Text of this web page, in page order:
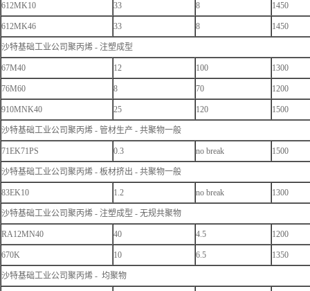
612MK10 33 8 1450
612MK46 33 8 1450
沙特基础工业公司聚丙烯 - 注塑成型
67M40 12 100 1300
76M60 8 70 1200
910MNK40 25 120 1500
沙特基础工业公司聚丙烯 - 管材生产 - 共聚物一般
71EK71PS 0.3 no break 1500
沙特基础工业公司聚丙烯 - 板材挤出 - 共聚物一般
83EK10 1.2 no break 1300
沙特基础工业公司聚丙烯 - 注塑成型 - 无规共聚物
RA12MN40 40 4.5 1200
670K 10 6.5 1350
沙特基础工业公司聚丙烯 - 均聚物